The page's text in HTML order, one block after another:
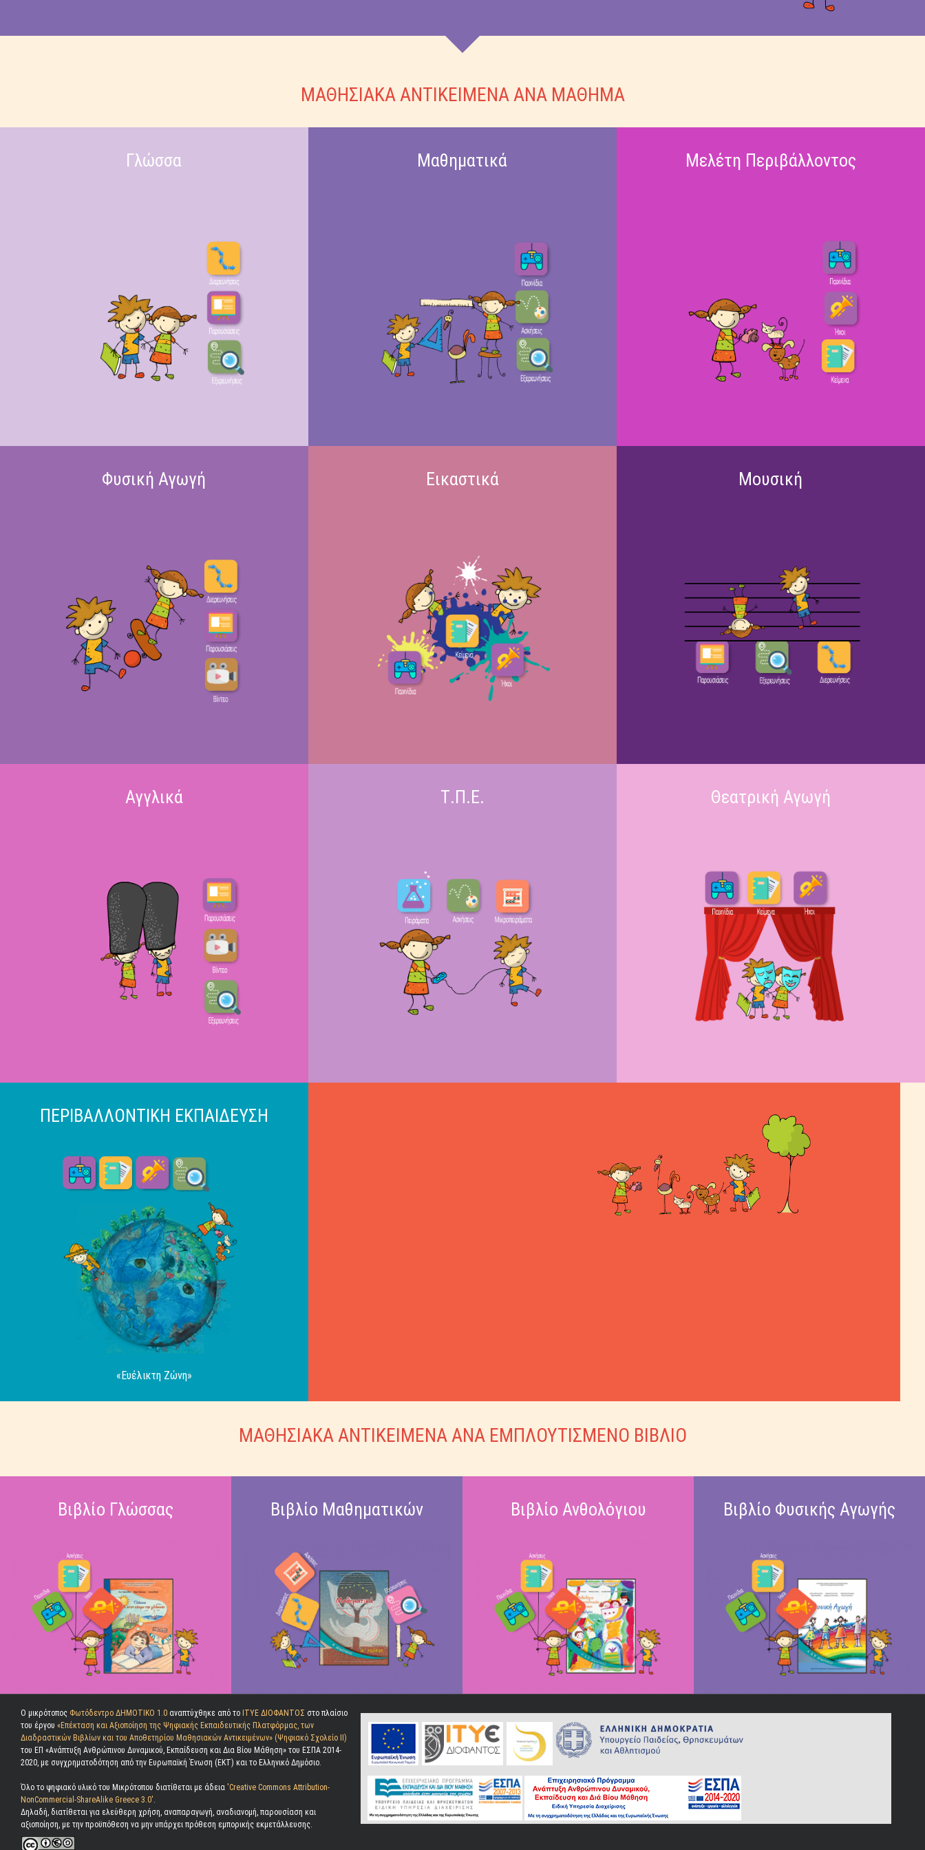
ΜΑΘΗΣΙΑΚΑ ΑΝΤΙΚΕΙΜΕΝΑ ΑΝΑ ΜΑΘΗΜΑ
Γλώσσα Μαθηματικά Μελέτη Περιβάλλοντος
Φυσική Αγωγή Εικαστικά Μουσική
Αγγλικά Τ.Π.Ε. Θεατρική Αγωγή
ΠΕΡΙΒΑΛΛΟΝΤΙΚΗ ΕΚΠΑΙΔΕΥΣΗ
«Ευέλικτη Ζώνη»
ΜΑΘΗΣΙΑΚΑ ΑΝΤΙΚΕΙΜΕΝΑ ΑΝΑ ΕΜΠΛΟΥΤΙΣΜΕΝΟ ΒΙΒΛΙΟ
Βιβλίο Γλώσσας Βιβλίο Μαθηματικών Βιβλίο Ανθολόγιου Βιβλίο Φυσικής Αγωγής
Ο μικρότοπος Φωτόδεντρο ΔΗΜΟΤΙΚΟ 1.0 αναπτύχθηκε από το ΙΤΥΕ ΔΙΟΦΑΝΤΟΣ στο πλαίσιο
του έργου «Επέκταση και Αξιοποίηση της Ψηφιακής Εκπαιδευτικής Πλατφόρμας, των
Διαδραστικών Βιβλίων και του Αποθετηρίου Μαθησιακών Αντικειμένων» (Ψηφιακό Σχολείο ΙΙ)
του ΕΠ «Ανάπτυξη Ανθρώπινου Δυναμικού, Εκπαίδευση και Δια Βίου Μάθηση» του ΕΣΠΑ 2014-
2020, με συγχρηματοδότηση από την Ευρωπαϊκή Ένωση (ΕΚΤ) και το Ελληνικό Δημόσιο.
Όλο το ψηφιακό υλικό του Μικρότοπου διατίθεται με άδεια 'Creative Commons Attribution-
NonCommercial-ShareAlike Greece 3.0'
Δηλαδή, διατίθεται για ελεύθερη χρήση, αναπαραγωγή, αναδιανομή, παρουσίαση και
αξιοποίηση, με την προϋπόθεση να μην υπάρχει πρόθεση εμπορικής εκμετάλλευσης.